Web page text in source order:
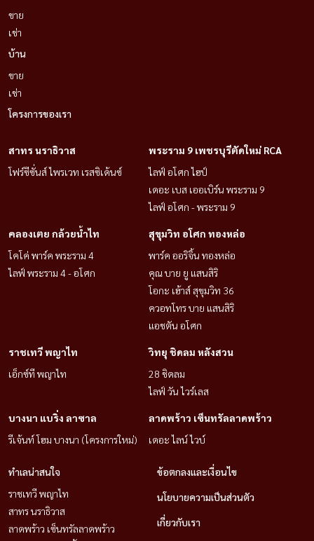
优越的地理位置：
☆因特拉叻医院 400 m。
☆长廊700m。
☆拉明德拉环路 800 m。
☆Sinphaet 医院和粉色轻轨 900 m。
接触
网站：www.housewathailand.com
添加LINE好友：点击这里
---
#Ramintra 出租家庭办公室 #post 业主 #BTS 附近出租 #homeoffice
ขาย
เช่า
บ้าน
ขาย
เช่า
โครงการของเรา
สาทร นราธิวาส
โฟร์ซีซั่นส์ ไพรเวท เรสซิเด้นซ์
พระราม 9 เพชรบุรีตัดใหม่ RCA
ไลฟ์ อโศก ไฮป์
เดอะ เบส เออเบิร์น พระราม 9
ไลฟ์ อโศก - พระราม 9
คลองเตย กล้วยน้ำไท
โคโค่ พาร์ค พระราม 4
ไลฟ์ พระราม 4 - อโศก
สุขุมวิท อโศก ทองหล่อ
พาร์ค ออริจิ้น ทองหล่อ
คุณ บาย ยู แสนสิริ
โอกะ เฮ้าส์ สุขุมวิท 36
ควอทโทร บาย แสนสิริ
แอชตัน อโศก
ราชเทวี พญาไท
เอ็กซ์ที พญาไท
วิทยุ ชิดลม หลังสวน
28 ชิดลม
ไลฟ์ วัน ไวร์เลส
บางนา แบริ่ง ลาซาล
รีเจ้นท์ โฮม บางนา (โครงการใหม่)
ลาดพร้าว เซ็นทรัลลาดพร้าว
เดอะ ไลน์ ไวบ์
ทำเลน่าสนใจ
ราชเทวี พญาไท
สาทร นราธิวาส
ลาดพร้าว เซ็นทรัลลาดพร้าว
ข้อตกลงและเงื่อนไข
นโยบายความเป็นส่วนตัว
เกี่ยวกับเรา